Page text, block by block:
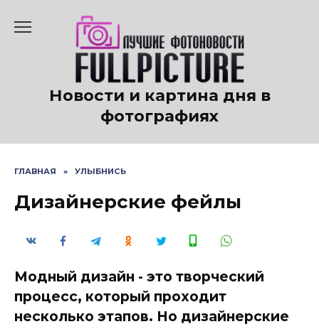
содержанию
Новости и картина дня в
фотографиях
ГЛАВНАЯ » УЛЫБНИСЬ
Дизайнерские фейлы
Модный дизайн - это творческий
процесс, который проходит
несколько этапов. Но дизайнерские